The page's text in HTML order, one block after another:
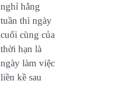
nghỉ hằng
tuần thì ngày
cuối cùng của
thời hạn là
ngày làm việc
liền kề sau